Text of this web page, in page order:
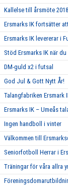
Kallelse till årsmöte
Ersmarks IK fortsätter
Ersmarks IK levererar i
Stöd Ersmarks IK när
DM-guld x2 i futsal
God Jul & Gott Nytt År!
Talangfabriken
Ersmarks IK – Umeås
Ingen handboll i vinter
Välkommen till
Seniorfotboll Herrar i
Träningar för våra allra